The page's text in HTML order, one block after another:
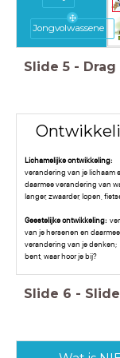
Jongvolwassene
Slide 5 -
Lichamelijke ontwikkeling:
verandering van je lichaam
daarmee verandering van
langer, zwaarder, lopen,
Geestelijke ontwikkeling:
van je hersenen en daarmee
verandering van je denken;
bent, waar hoor je bij?
Slide 6 - Slide